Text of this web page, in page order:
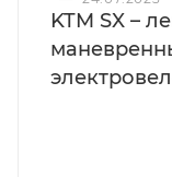
KTM SX –